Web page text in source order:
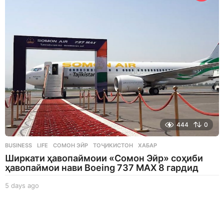
444 0
BUSINESS ,LIFE СОМОН ЭЙР ,ТОҶИКИСТОН ,ХАБАР
Ширкати ҳавопаймоии «Сомон Эйр» соҳиби
ҳавопаймои нави Boeing 737 MAX 8 гардид
5 days ago